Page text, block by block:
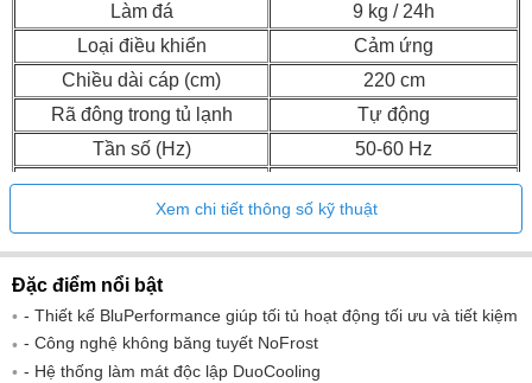
Làm đá
9 kg / 24h
Loại điều khiển
Cảm ứng
Chiều dài cáp (cm)
220 cm
Rã đông trong tủ lạnh
Tự động
Tần số (Hz)
50-60 Hz
Kích thước (C x R x S):
1927 mm x 615 mm x 751
Xem chi tiết thông số kỹ thuật
Đặc điểm nổi bật
- Thiết kế BluPerformance giúp tối tủ hoạt động tối ưu và tiết kiệm
- Công nghệ không băng tuyết NoFrost
- Hệ thống làm mát độc lập DuoCooling